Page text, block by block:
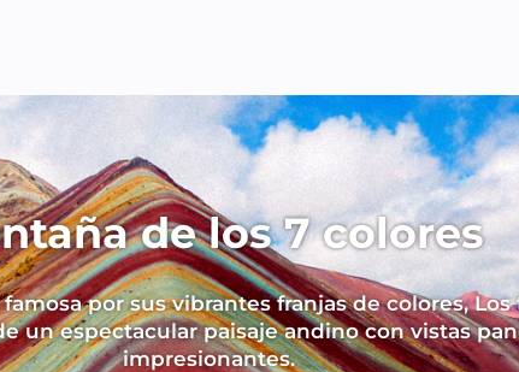
de los 7 colores
por sus vibrantes franjas de colores, Los
un espectacular paisaje andino con vistas
impresionantes.